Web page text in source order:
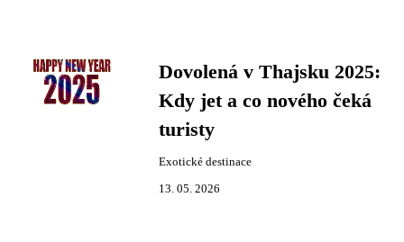
Dovolená v Thajsku 2025:
Kdy jet a co nového čeká
turisty
Exotické destinace
13. 05. 2026